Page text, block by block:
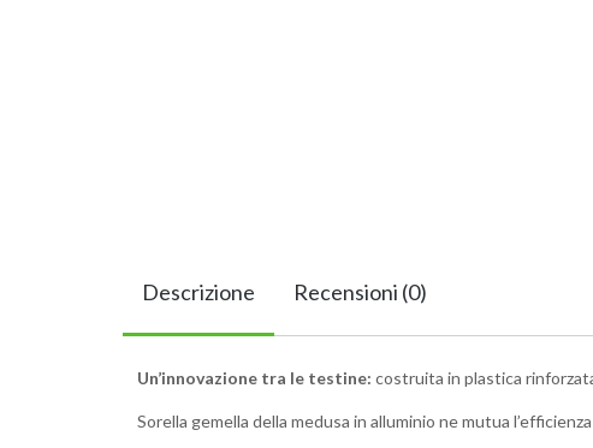
Descrizione Recensioni (0)
Un’innovazione tra le testine: costruita in plastica
Sorella gemella della medusa in alluminio ne mutua